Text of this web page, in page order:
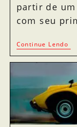
partir de um
com seu
Continue Lendo